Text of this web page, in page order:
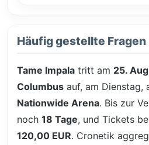
Häufig gestellte Fragen
Tame Impala tritt am 25.
Columbus auf, am Dienstag,
Nationwide Arena. Bis zur
noch 18 Tage, und Tickets
120,00 EUR. Cronetik